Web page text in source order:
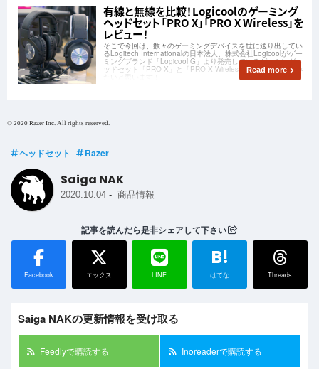
有線と無線を比較！Logicoolのゲーミング
ヘッドセット「PRO X」「PRO X Wireless」を
レビュー！
そこで今回は、数々のゲーミングデバイスを世に送り出してい
るLogitech Internationalの日本法人、株式会社Logicoolがゲー
ミングブランド「Logicool G」より発売しているゲーミングヘ
ッドセット「PRO X」と「PRO X Wireless」の2種を試してみ
Read more
© 2020 Razer Inc. All rights reserved.
ヘッドセット Razer
Saiga NAK
2020.10.04 - 商品情報
記事を読んだら是非シェアして下さい
Facebook エックス LINE
B!
はてな Threads
Saiga NAKの更新情報を受け取る
Feedlyで購読する Inoreaderで購読する